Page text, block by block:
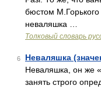
бюстом М.Горького
неваляшка …
Толковый словарь
6 Неваляшка
Неваляшка, он же
занять строго